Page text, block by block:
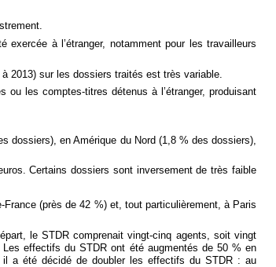
à l’étranger, notamment pour les travailleurs
2013) sur les dossiers traités est très variable.
ou les comptes-titres détenus à l’étranger, produisant
dossiers), en Amérique du Nord (1,8 % des dossiers),
Certains dossiers sont inversement de très faible
(près de 42 %) et, tout particulièrement, à Paris
le STDR comprenait vingt-cinq agents, soit vingt
effectifs du STDR ont été augmentés de 50 % en
a été décidé de doubler les effectifs du STDR : au